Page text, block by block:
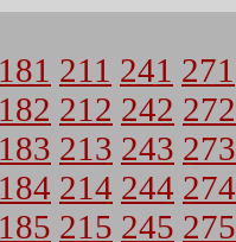
181 211 241 271
182 212 242 272
183 213 243 273
184 214 244 274
185 215 245 275